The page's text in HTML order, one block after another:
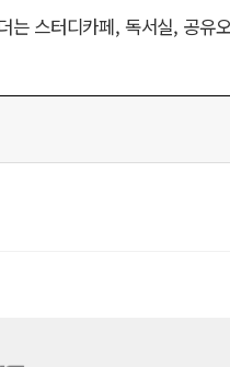
는 스터디카페, 독서실, 공